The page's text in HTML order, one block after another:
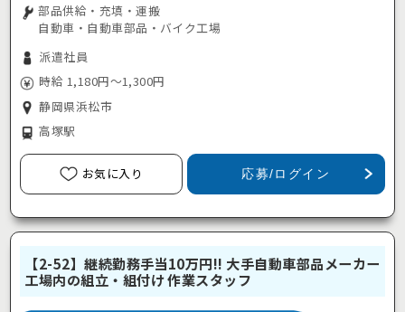
部品供給・充填・運搬
自動車・自動車部品・バイク工場
派遣社員
時給 1,180円～1,300円
静岡県浜松市
高塚駅
お気に入り 応募/ログイン
【2-52】継続勤務手当10万円!! 大手自動車部品メーカー
工場内の組立・組付け 作業スタッフ